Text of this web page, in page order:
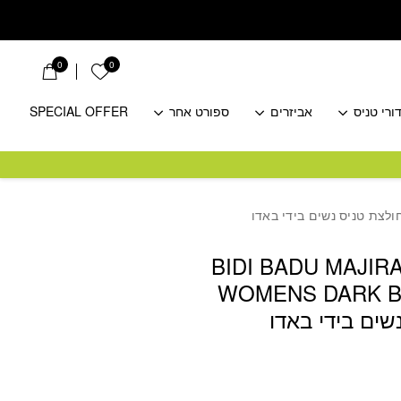
0 הרשימה שלי
0
טניס אביזרים ספורט אחר
SPECIAL OFFER
BIDI BADU
WOMENS DARK
בידי באדו